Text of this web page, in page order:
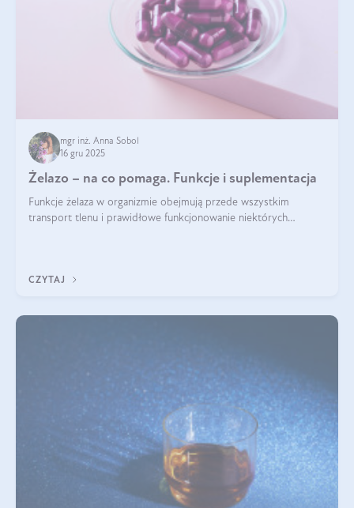
mgr inż. Anna Sobol
16 gru 2025
Żelazo – na co pomaga. Funkcje i suplementacja
Funkcje żelaza w organizmie obejmują przede wszystkim
transport tlenu i prawidłowe funkcjonowanie niektórych
CZYTAJ